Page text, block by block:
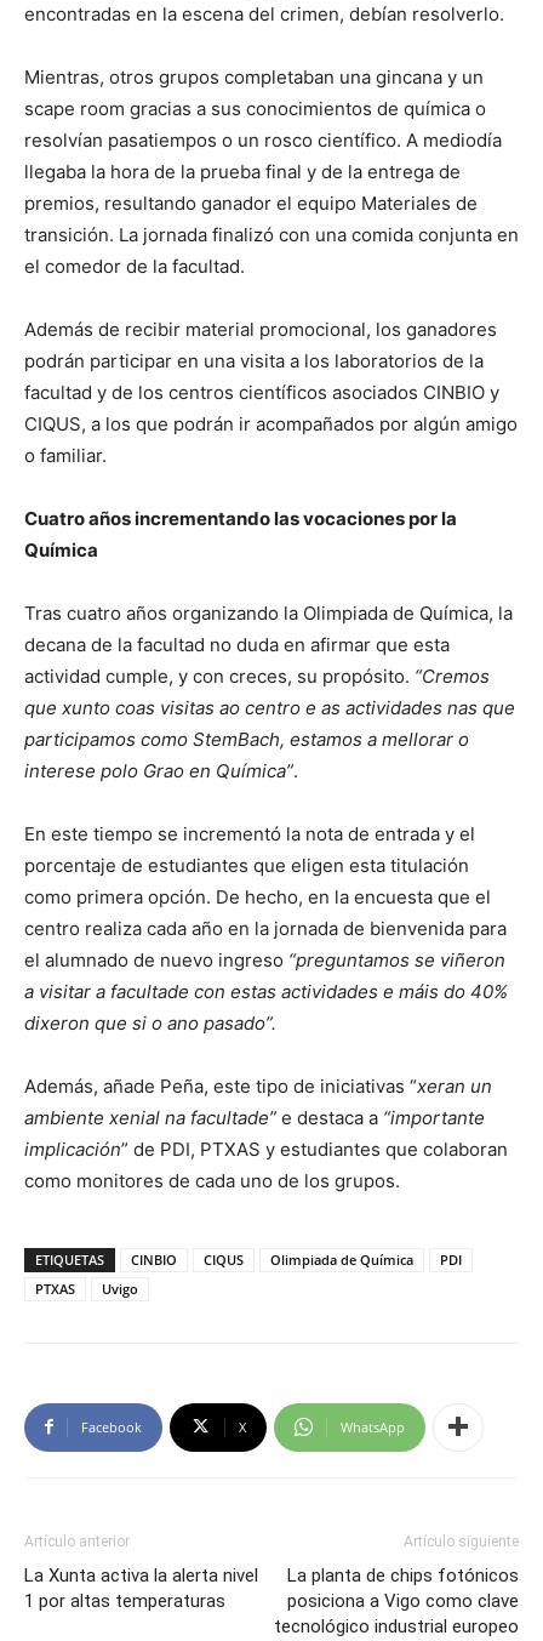
encontradas en la escena del crimen, debían resolverlo.
Mientras, otros grupos completaban una gincana y un
scape room gracias a sus conocimientos de química o
resolvían pasatiempos o un rosco científico. A mediodía
llegaba la hora de la prueba final y de la entrega de
premios, resultando ganador el equipo Materiales de
transición. La jornada finalizó con una comida conjunta en
el comedor de la facultad.
Además de recibir material promocional, los ganadores
podrán participar en una visita a los laboratorios de la
facultad y de los centros científicos asociados CINBIO y
CIQUS, a los que podrán ir acompañados por algún amigo
o familiar.
Cuatro años incrementando las vocaciones por la
Química
Tras cuatro años organizando la Olimpiada de Química, la
decana de la facultad no duda en afirmar que esta
actividad cumple, y con creces, su propósito. “Cremos
que xunto coas visitas ao centro e as actividades nas que
participamos como StemBach, estamos a mellorar o
interese polo Grao en Química”.
En este tiempo se incrementó la nota de entrada y el
porcentaje de estudiantes que eligen esta titulación
como primera opción. De hecho, en la encuesta que el
centro realiza cada año en la jornada de bienvenida para
el alumnado de nuevo ingreso “preguntamos se viñeron
a visitar a facultade con estas actividades e máis do 40%
dixeron que si o ano pasado”.
Además, añade Peña, este tipo de iniciativas “xeran un
ambiente xenial na facultade” e destaca a “importante
implicación” de PDI, PTXAS y estudiantes que colaboran
como monitores de cada uno de los grupos.
ETIQUETAS CINBIO CIQUS Olimpiada de Química
PDI
PTXAS
Uvigo
Facebook X WhatsApp
Artículo anterior
La Xunta activa la alerta nivel
1 por altas temperaturas
Artículo siguiente
La planta de chips fotónicos
posiciona a Vigo como clave
tecnológico industrial europeo